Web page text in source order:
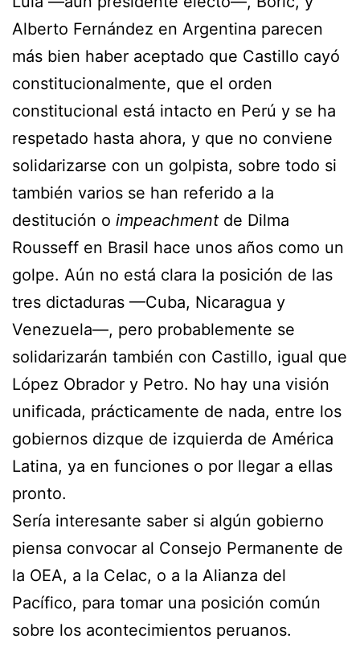
Alberto Fernández en Argentina parecen
más bien haber aceptado que Castillo cayó
constitucionalmente, que el orden
constitucional está intacto en Perú y se ha
respetado hasta ahora, y que no conviene
solidarizarse con un golpista, sobre todo si
también varios se han referido a la
destitución o impeachment de Dilma
Rousseff en Brasil hace unos años como un
golpe. Aún no está clara la posición de las
tres dictaduras —Cuba, Nicaragua y
Venezuela—, pero probablemente se
solidarizarán también con Castillo, igual que
López Obrador y Petro. No hay una visión
unificada, prácticamente de nada, entre los
gobiernos dizque de izquierda de América
Latina, ya en funciones o por llegar a ellas
pronto.
Sería interesante saber si algún gobierno
piensa convocar al Consejo Permanente de
la OEA, a la Celac, o a la Alianza del
Pacífico, para tomar una posición común
sobre los acontecimientos peruanos.